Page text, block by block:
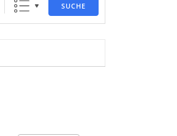
SUCHE